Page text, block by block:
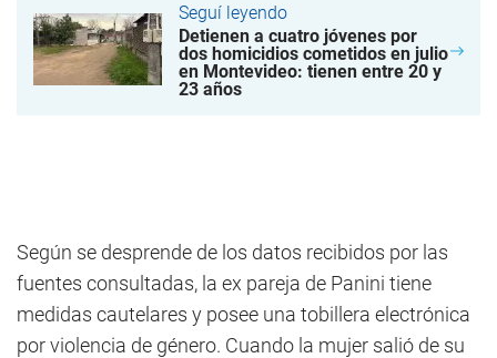
Seguí leyendo
Detienen a cuatro jóvenes por
dos homicidios cometidos en julio
en Montevideo: tienen entre 20 y
23 años
Según se desprende de los datos recibidos por las
fuentes consultadas, la ex pareja de Panini tiene
medidas cautelares y posee una tobillera electrónica
por violencia de género. Cuando la mujer salió de su